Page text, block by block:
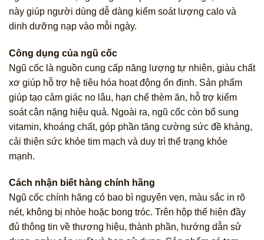
này giúp người dùng dễ dàng kiểm soát lượng calo và
dinh dưỡng nạp vào mỗi ngày.
Công dụng của ngũ cốc
Ngũ cốc là nguồn cung cấp năng lượng tự nhiên, giàu chất
xơ giúp hỗ trợ hệ tiêu hóa hoạt động ổn định. Sản phẩm
giúp tạo cảm giác no lâu, hạn chế thèm ăn, hỗ trợ kiểm
soát cân nặng hiệu quả. Ngoài ra, ngũ cốc còn bổ sung
vitamin, khoáng chất, góp phần tăng cường sức đề kháng,
cải thiện sức khỏe tim mạch và duy trì thể trạng khỏe
mạnh.
Cách nhận biết hàng chính hãng
Ngũ cốc chính hãng có bao bì nguyên vẹn, màu sắc in rõ
nét, không bị nhòe hoặc bong tróc. Trên hộp thể hiện đầy
đủ thông tin về thương hiệu, thành phần, hướng dẫn sử